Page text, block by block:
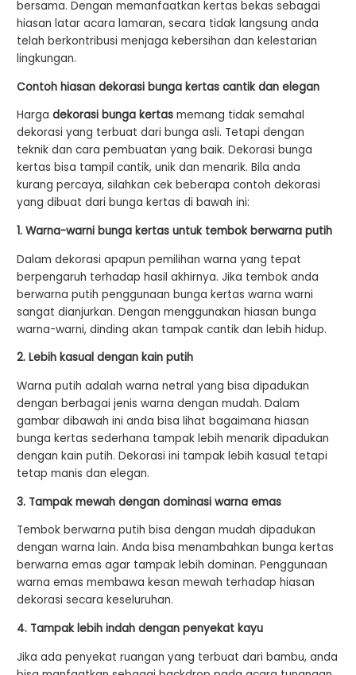
bersama. Dengan memanfaatkan kertas bekas sebagai
hiasan latar acara lamaran, secara tidak langsung anda
telah berkontribusi menjaga kebersihan dan kelestarian
lingkungan.
Contoh hiasan dekorasi bunga kertas cantik dan elegan
Hargadekorasi bunga kertas memang tidak semahal
dekorasi yang terbuat dari bunga asli. Tetapi dengan
teknik dan cara pembuatan yang baik. Dekorasi bunga
kertas bisa tampil cantik, unik dan menarik. Bila anda
kurang percaya, silahkan cek beberapa contoh dekorasi
yang dibuat dari bunga kertas di bawah ini:
1. Warna-warni bunga kertas untuk tembok berwarna putih
Dalam dekorasi apapun pemilihan warna yang tepat
berpengaruh terhadap hasil akhirnya. Jika tembok anda
berwarna putih penggunaan bunga kertas warna warni
sangat dianjurkan. Dengan menggunakan hiasan bunga
warna-warni, dinding akan tampak cantik dan lebih hidup.
2. Lebih kasual dengan kain putih
Warna putih adalah warna netral yang bisa dipadukan
dengan berbagai jenis warna dengan mudah. Dalam
gambar dibawah ini anda bisa lihat bagaimana hiasan
bunga kertas sederhana tampak lebih menarik dipadukan
dengan kain putih. Dekorasi ini tampak lebih kasual tetapi
tetap manis dan elegan.
3. Tampak mewah dengan dominasi warna emas
Tembok berwarna putih bisa dengan mudah dipadukan
dengan warna lain. Anda bisa menambahkan bunga kertas
berwarna emas agar tampak lebih dominan. Penggunaan
warna emas membawa kesan mewah terhadap hiasan
dekorasi secara keseluruhan.
4. Tampak lebih indah dengan penyekat kayu
Jika ada penyekat ruangan yang terbuat dari bambu, anda